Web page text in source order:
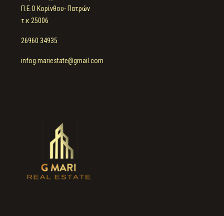
Π.Ε.Ο Κορίνθου- Πατρών
τ.κ 25006
26960 34935
infog.mariestate@gmail.com